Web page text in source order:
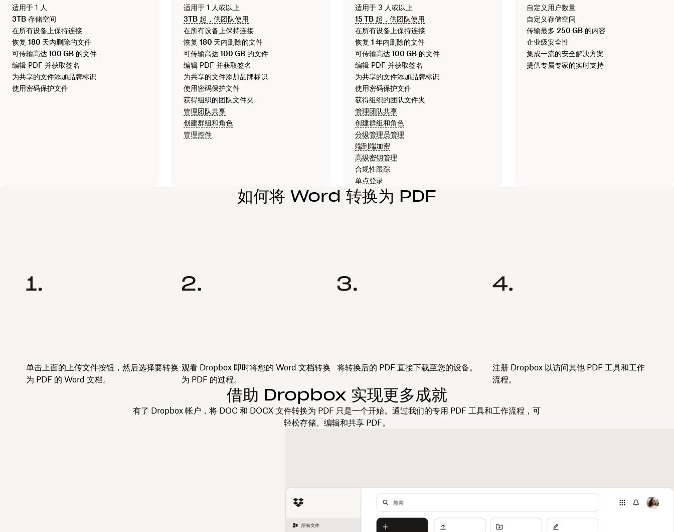
适用于 1 人
3TB 存储空间
在所有设备上保持连接
恢复 180 天内删除的文件
可传输高达100 GB 的文件
编辑 PDF 并获取签名
为共享的文件添加品牌标识
使用密码保护文件
适用于 1 人或以上
3TB 起，供团队使用
在所有设备上保持连接
恢复 180 天内删除的文件
可传输高达100 GB 的文件
编辑 PDF 并获取签名
为共享的文件添加品牌标识
使用密码保护文件
获得组织的团队文件夹
管理团队共享
创建群组和角色
管理控件
适用于 3 人或以上
15 TB 起，供团队使用
在所有设备上保持连接
恢复 1 年内删除的文件
可传输高达100 GB 的文件
编辑 PDF 并获取签名
为共享的文件添加品牌标识
使用密码保护文件
获得组织的团队文件夹
管理团队共享
创建群组和角色
分级管理员管理
端到端加密
高级密钥管理
合规性跟踪
单点登录
自定义用户数量
自定义存储空间
传输最多 250 GB 的内容
企业级安全性
集成一流的安全解决方案
提供专属专家的实时支持
如何将 Word 转换为 PDF
单击上面的 上传文件按钮，然后选择要转换
为 PDF 的 Word 文档。
观看 Dropbox 即时将您的 Word 文档转换
为 PDF 的过程。
将转换后的 PDF 直接下载至您的设备。
注册 Dropbox 以访问其他 PDF 工具和工作
流程。
借助 Dropbox 实现更多成就
有了 Dropbox 帐户，将 DOC 和 DOCX 文件转换为 PDF 只是一个开始。通过我们的专用 PDF 工具和工作流程，可
轻松存储、编辑和共享 PDF。